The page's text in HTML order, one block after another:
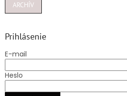
ARCHÍV
Prihlásenie
E-mail
Heslo